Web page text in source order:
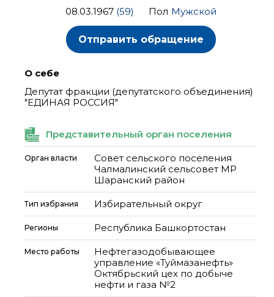
08.03.1967 (59) Пол Мужской
Отправить обращение
О себе
Депутат фракции (депутатского объединения)
"ЕДИНАЯ РОССИЯ"
Представительный орган поселения
Орган власти
Совет сельского поселения
Чалмалинский сельсовет МР
Шаранский район
Тип избрания Избирательный округ
Регионы Республика Башкортостан
Место работы
Нефтегазодобывающее
управление «Туймазанефть»
Октябрьский цех по добыче
нефти и газа №2